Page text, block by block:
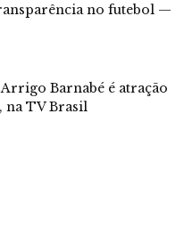
no futebol —
Barnabé é atração
na TV Brasil